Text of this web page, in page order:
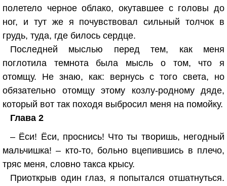
полетело черное облако, окутавшее с головы до
ног, и тут же я почувствовал сильный толчок в
грудь, туда, где билось сердце.
Последней мыслью перед тем, как меня
поглотила темнота была мысль о том, что я
отомщу. Не знаю, как: вернусь с того света, но
обязательно отомщу этому козлу-родному дяде,
который вот так походя выбросил меня на помойку.
Глава 2
– Ёси! Ёси, проснись! Что ты творишь, негодный
мальчишка! – кто-то, больно вцепившись в плечо,
тряс меня, словно такса крысу.
Приоткрыв один глаз, я попытался отшатнуться.